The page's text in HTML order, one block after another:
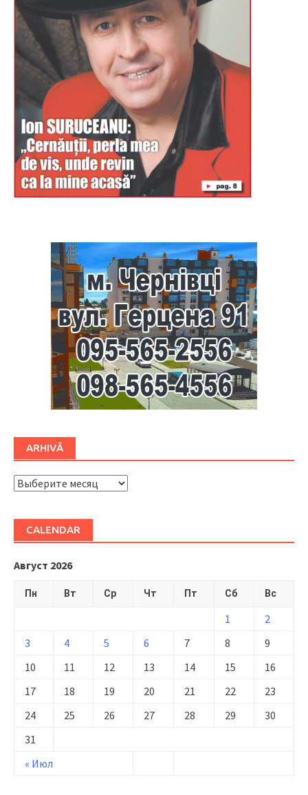
ARHIVĂ
ARHIVĂ
CALENDAR
Август 2026
Пн Вт Ср Чт Пт Сб Вс
« Июл
1
2
3
4 5 6 7 8
9
10
11 12 13 14 15
16
17
18 19 20 21 22
23
24
25 26 27 28 29
30
31